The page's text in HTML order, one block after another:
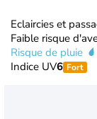
Eclaircies et
Faible risque
Risque de pluie
Indice UV6 Fort